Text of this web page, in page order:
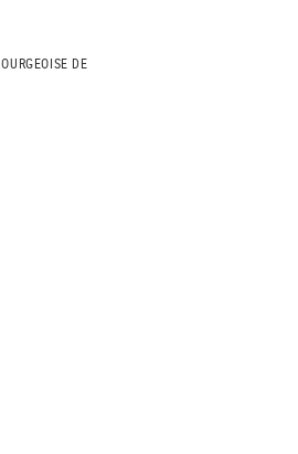
DE